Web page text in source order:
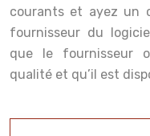
courants et ayez un
fournisseur du
que le fournisseur
qualité et qu’il est